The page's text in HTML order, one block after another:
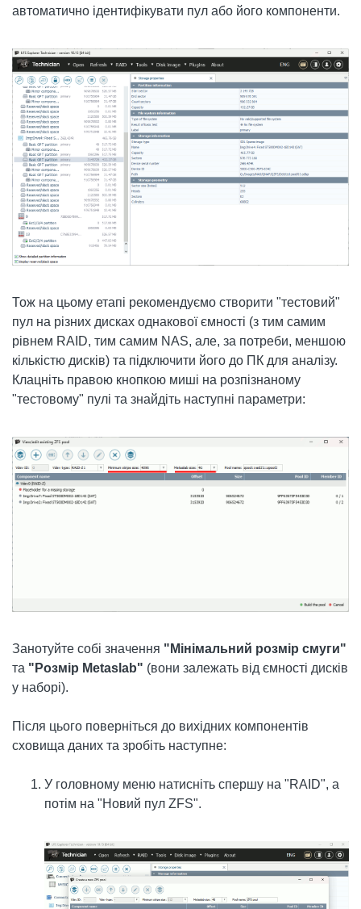
автоматично ідентифікувати пул або його компоненти.
Тож на цьому етапі рекомендуємо створити "тестовий"
пул на різних дисках однакової ємності (з тим самим
рівнем RAID, тим самим NAS, але, за потреби, меншою
кількістю дисків) та підключити його до ПК для аналізу.
Клацніть правою кнопкою миші на розпізнаному
"тестовому" пулі та знайдіть наступні параметри:
Занотуйте собі значення "Мінімальний розмір смуги"
та "Розмір Metaslab" (вони залежать від ємності дисків
у наборі).
Після цього поверніться до вихідних компонентів
сховища даних та зробіть наступне:
У головному меню натисніть спершу на "RAID", а
потім на "Новий пул ZFS".